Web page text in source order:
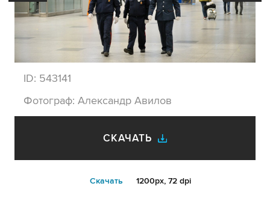
ID: 543141
Фотограф: Александр Авилов
СКАЧАТЬ
Cкачать 1200px, 72 dpi